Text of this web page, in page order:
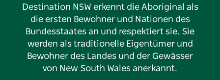
Destination NSW erkennt die Aboriginal als
die ersten Bewohner und Nationen des
Bundesstaates an und respektiert sie. Sie
werden als traditionelle Eigentümer und
Bewohner des Landes und der Gewässer
von New South Wales anerkannt.